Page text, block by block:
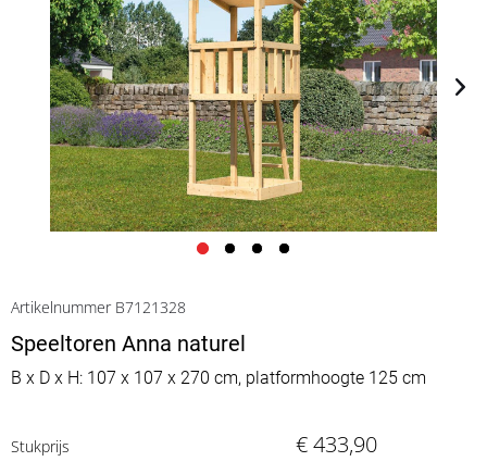
Artikelnummer B7121328
Speeltoren Anna naturel
B x D x H: 107 x 107 x 270 cm, platformhoogte 125 cm
Stukprijs € 433,90